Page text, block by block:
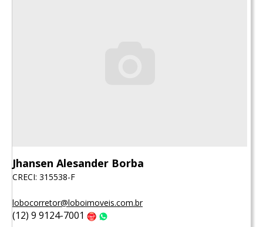
Jhansen Alesander Borba
CRECI: 315538-F
lobocorretor@loboimoveis.com.br
(12) 9 9124-7001 Claro